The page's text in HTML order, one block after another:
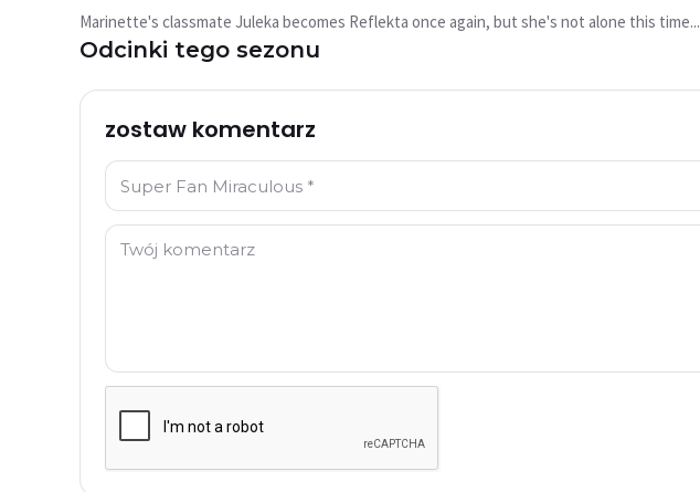
Spróbuj ponownie
Marinette's classmate Juleka becomes Reflekta once again, but she's not alone this time...
Odcinki tego sezonu
zostaw komentarz
Imię: *
Komentarz: *